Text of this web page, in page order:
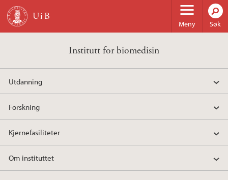
Hopp til hovedinnhold
Meny Søk
Institutt for biomedisin
Utdanning
Forskning
Kjernefasiliteter
Om instituttet